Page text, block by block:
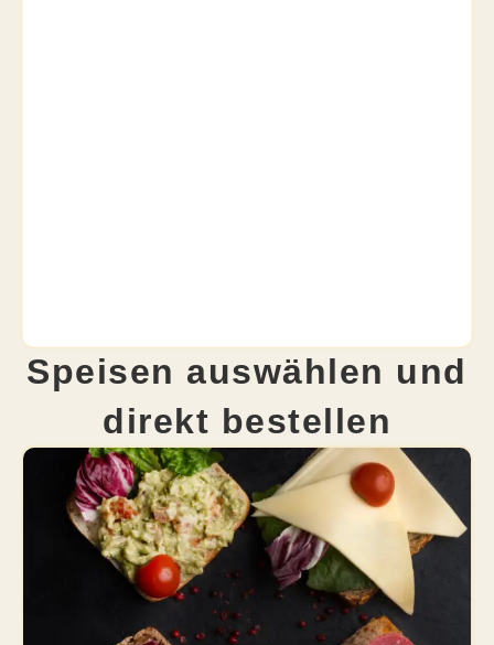
Speisen auswählen und
direkt bestellen